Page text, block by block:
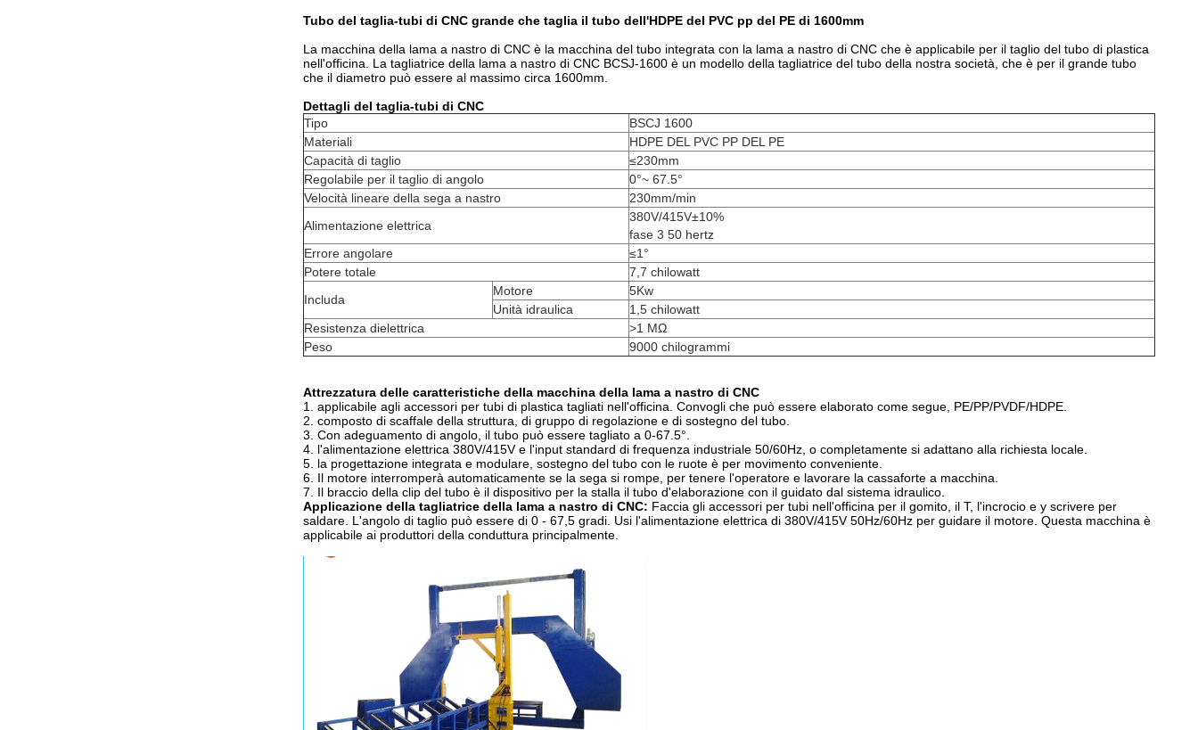
Tubo del taglia-tubi di CNC grande che taglia il tubo dell'HDPE del PVC pp del PE di 1600mm
La macchina della lama a nastro di CNC è la macchina del tubo integrata con la lama a nastro di CNC che è applicabile per il taglio del tubo di plastica
nell'officina. La tagliatrice della lama a nastro di CNC BCSJ-1600 è un modello della tagliatrice del tubo della nostra società, che è per il grande tubo
che il diametro può essere al massimo circa 1600mm.
Dettagli del taglia-tubi di CNC
Tipo
BSCJ 1600
Materiali
HDPE DEL PVC PP DEL PE
Capacità di taglio
≤230mm
Regolabile per il taglio di angolo
0°~ 67.5°
Velocità lineare della sega a nastro
230mm/min
Alimentazione elettrica
380V/415V±10%
fase 3 50 hertz
Errore angolare
≤1°
Potere totale
7,7 chilowatt
Includa
Motore
5Kw
Unità idraulica
1,5 chilowatt
Resistenza dielettrica
>1 MΩ
Peso
9000 chilogrammi
Attrezzatura delle caratteristiche della macchina della lama a nastro di CNC
1. applicabile agli accessori per tubi di plastica tagliati nell'officina. Convogli che può essere elaborato come segue, PE/PP/PVDF/HDPE.
2. composto di scaffale della struttura, di gruppo di regolazione e di sostegno del tubo.
3. Con adeguamento di angolo, il tubo può essere tagliato a 0-67.5°.
4. l'alimentazione elettrica 380V/415V e l'input standard di frequenza industriale 50/60Hz, o completamente si adattano alla richiesta locale.
5. la progettazione integrata e modulare, sostegno del tubo con le ruote è per movimento conveniente.
6. Il motore interromperà automaticamente se la sega si rompe, per tenere l'operatore e lavorare la cassaforte a macchina.
7. Il braccio della clip del tubo è il dispositivo per la stalla il tubo d'elaborazione con il guidato dal sistema idraulico.
Applicazione della tagliatrice della lama a nastro di CNC: Faccia gli accessori per tubi nell'officina per il gomito, il T, l'incrocio e y scrivere per
saldare. L'angolo di taglio può essere di 0 - 67,5 gradi. Usi l'alimentazione elettrica di 380V/415V 50Hz/60Hz per guidare il motore. Questa macchina è
applicabile ai produttori della conduttura principalmente.